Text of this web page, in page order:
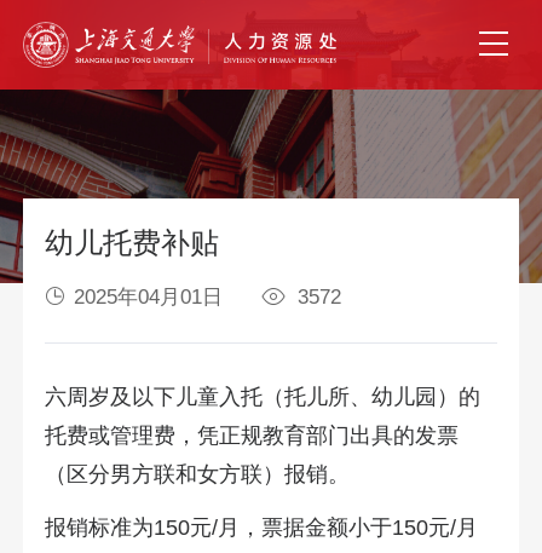
幼儿托费补贴
2025年04月01日 3572
六周岁及以下儿童入托（托儿所、幼儿园）的
托费或管理费，凭正规教育部门出具的发票
（区分男方联和女方联）报销。
报销标准为150元/月，票据金额小于150元/月